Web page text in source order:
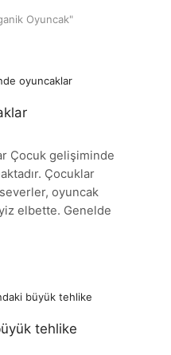
Oyuncak"
Çocuk gelişiminde
Çocuklar
oyuncak
elbette. Genelde
tehlike